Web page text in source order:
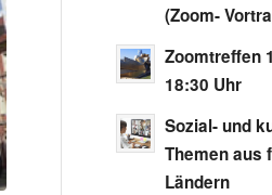
(Zoom-
Zoomtreffen
18:30 Uhr
Sozial- und
Themen aus
Ländern